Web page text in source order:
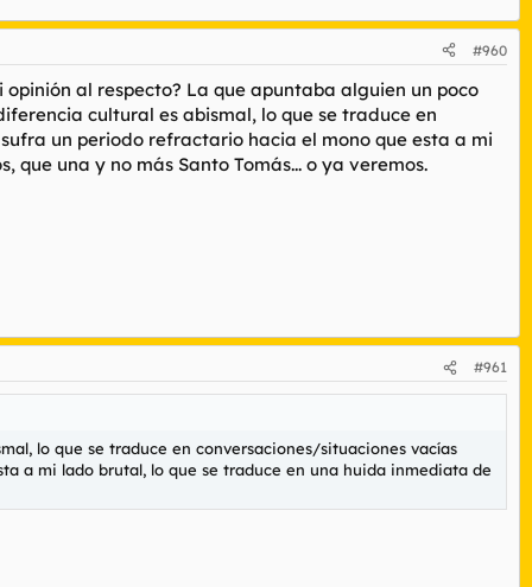
#960
opinión al respecto? La que apuntaba alguien un poco
cultural es abismal, lo que se traduce en
un periodo refractario hacia el mono que esta a mi
una y no más Santo Tomás... o ya veremos.
#961
lo que se traduce en conversaciones/situaciones vacías
a mi lado brutal, lo que se traduce en una huida inmediata de